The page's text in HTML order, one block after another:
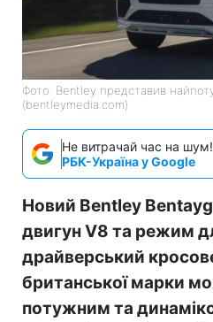
Фото: Bentley представив
(bentleymedia.com)
Не витрачай час на шум!
РБК-Україна у Google
Новий Bentley
двигун V8 та режим
драйверський
британської марки
потужним та